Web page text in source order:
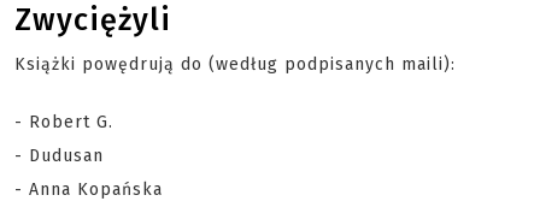
Zwyciężyli
Książki powędrują do (według podpisanych maili):
- Robert G.
- Dudusan
- Anna Kopańska